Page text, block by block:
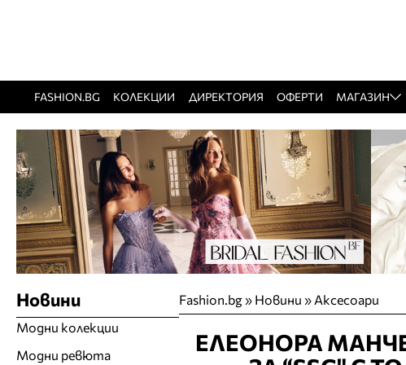
FASHION.BG КОЛЕКЦИИ ДИРЕКТОРИЯ ОФЕРТИ МАГАЗИН
Fashion.bg» Новини » Аксесоари
ЕЛЕОНОРА
Новини
Модни колекции
Модни ревюта